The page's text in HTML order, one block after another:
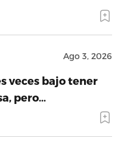
Ago 3, 2026
veces bajo tener
pero…